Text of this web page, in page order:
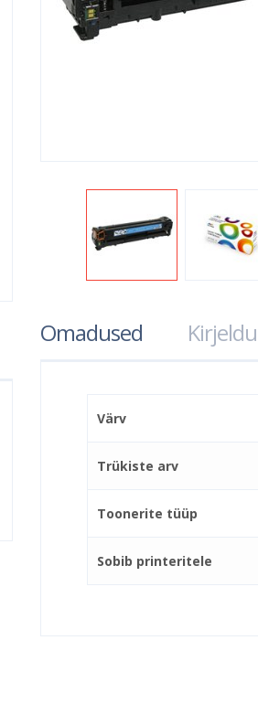
Omadused
Värv
Trükiste arv
Toonerite tüüp
Sobib printeritele